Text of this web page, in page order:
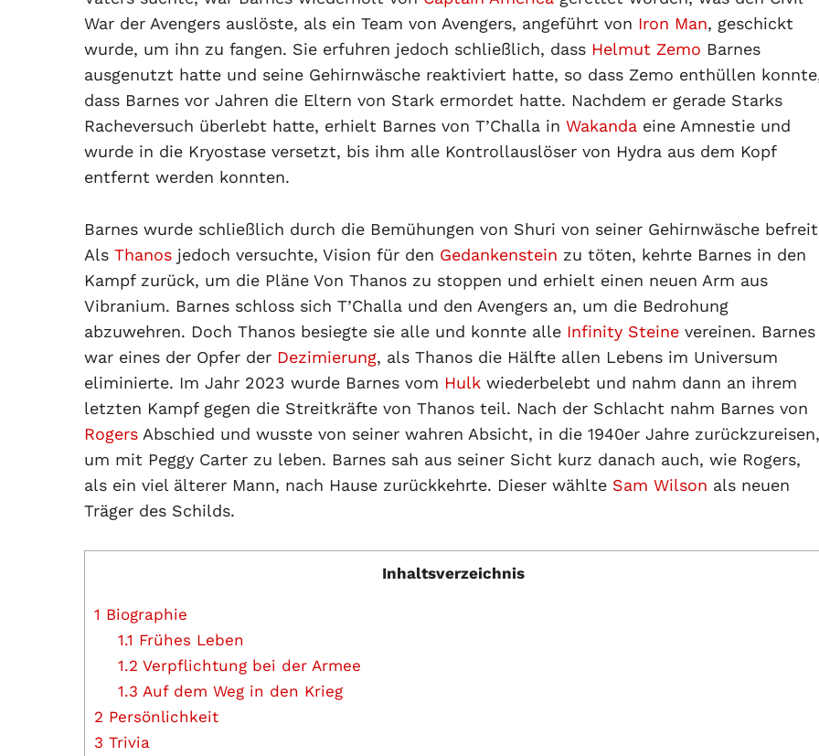
War der Avengers auslöste, als ein Team von Avengers, angeführt von Iron Man, geschickt
wurde, um ihn zu fangen. Sie erfuhren jedoch schließlich, dass Helmut Zemo Barnes
ausgenutzt hatte und seine Gehirnwäsche reaktiviert hatte, so dass Zemo enthüllen
dass Barnes vor Jahren die Eltern von Stark ermordet hatte. Nachdem er gerade Starks
Racheversuch überlebt hatte, erhielt Barnes von T’Challa in Wakanda eine Amnestie und
wurde in die Kryostase versetzt, bis ihm alle Kontrollauslöser von Hydra aus dem Kopf
entfernt werden konnten.
Barnes wurde schließlich durch die Bemühungen von Shuri von seiner Gehirnwäsche
Als Thanos jedoch versuchte, Vision für den Gedankenstein zu töten, kehrte Barnes in den
Kampf zurück, um die Pläne Von Thanos zu stoppen und erhielt einen neuen Arm aus
Vibranium. Barnes schloss sich T’Challa und den Avengers an, um die Bedrohung
abzuwehren. Doch Thanos besiegte sie alle und konnte alle Infinity Steine vereinen. Barnes
war eines der Opfer der Dezimierung, als Thanos die Hälfte allen Lebens im Universum
eliminierte. Im Jahr 2023 wurde Barnes vom Hulk wiederbelebt und nahm dann an ihrem
letzten Kampf gegen die Streitkräfte von Thanos teil. Nach der Schlacht nahm Barnes von
Rogers Abschied und wusste von seiner wahren Absicht, in die 1940er Jahre zurückzureisen,
um mit Peggy Carter zu leben. Barnes sah aus seiner Sicht kurz danach auch, wie Rogers,
als ein viel älterer Mann, nach Hause zurückkehrte. Dieser wählte Sam Wilson als neuen
Träger des Schilds.
Inhaltsverzeichnis
1 Biographie
1.1 Frühes Leben
1.2 Verpflichtung bei der Armee
1.3 Auf dem Weg in den Krieg
2 Persönlichkeit
3 Trivia